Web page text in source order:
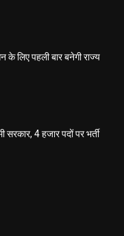
के लिए पहली बार बनेगी राज्य
सरकार, 4 हजार पदों पर भर्ती